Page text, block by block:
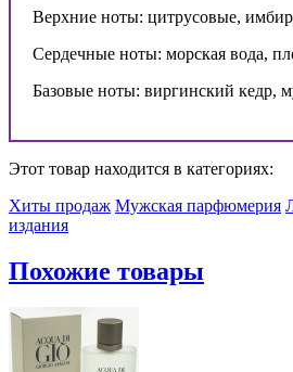
Верхние ноты: цитрусовые,
Сердечные ноты: морская вода,
Базовые ноты: виргинский кедр,
Этот товар находится в категориях:
Хиты продаж Мужская парфюмерия
издания
Похожие товары